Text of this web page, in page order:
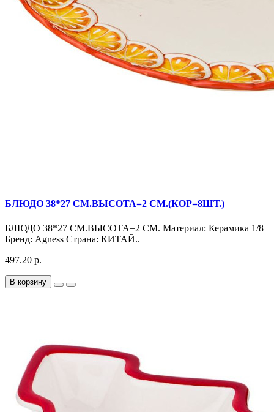
БЛЮДО 38*27 СМ.ВЫСОТА=2 СМ.(КОР=8ШТ.)
БЛЮДО 38*27 СМ.ВЫСОТА=2 СМ. Материал: Керамика 1/8
Бренд: Agness Страна: КИТАЙ..
497.20 р.
В корзину